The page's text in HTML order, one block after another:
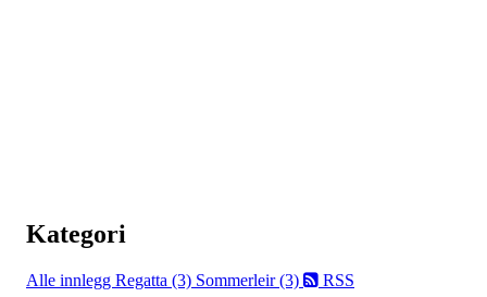
Kategori
Alle innlegg Regatta (3) Sommerleir (3) RSS